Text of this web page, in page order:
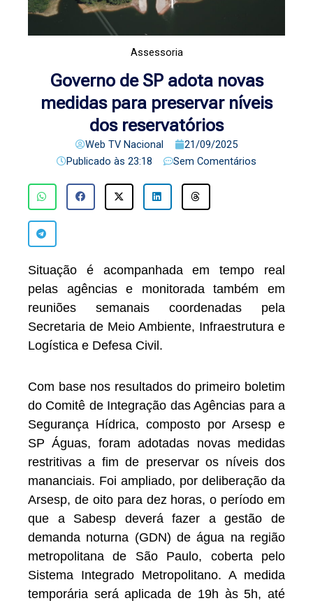
Assessoria
Governo de SP adota novas
medidas para preservar níveis
dos reservatórios
Web TV Nacional
21/09/2025
Publicado às 23:18 Sem Comentários
Situação é acompanhada em tempo real
pelas agências e monitorada também em
reuniões semanais coordenadas pela
Secretaria de Meio Ambiente, Infraestrutura e
Logística e Defesa Civil.
Com base nos resultados do primeiro boletim
do Comitê de Integração das Agências para a
Segurança Hídrica, composto por Arsesp e
SP Águas, foram adotadas novas medidas
restritivas a fim de preservar os níveis dos
mananciais. Foi ampliado, por deliberação da
Arsesp, de oito para dez horas, o período em
que a Sabesp deverá fazer a gestão de
demanda noturna (GDN) de água na região
metropolitana de São Paulo, coberta pelo
Sistema Integrado Metropolitano. A medida
temporária será aplicada de 19h às 5h, até